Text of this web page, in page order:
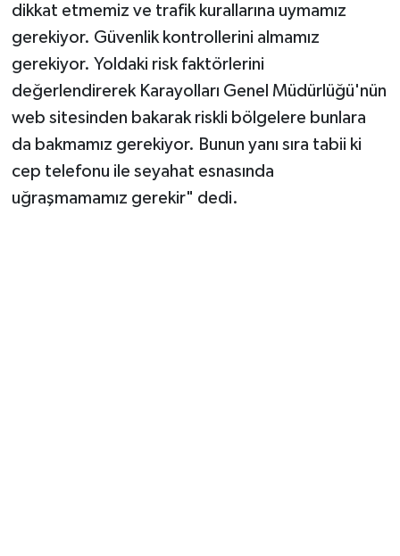
dikkat etmemiz ve trafik kurallarına uymamız
gerekiyor. Güvenlik kontrollerini almamız
gerekiyor. Yoldaki risk faktörlerini
değerlendirerek Karayolları Genel Müdürlüğü'nün
web sitesinden bakarak riskli bölgelere bunlara
da bakmamız gerekiyor. Bunun yanı sıra tabii ki
cep telefonu ile seyahat esnasında
uğraşmamamız gerekir" dedi.